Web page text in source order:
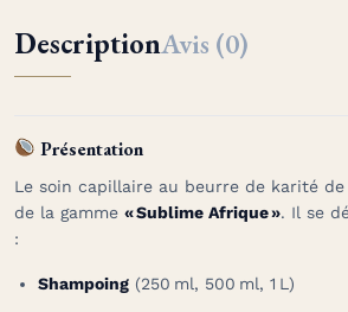
DescriptionAvis (0)
Présentation
Le soin capillaire au beurre de karité
de la gamme « Sublime Afrique ». Il se
:
Shampoing (250 ml, 500 ml, 1 L)